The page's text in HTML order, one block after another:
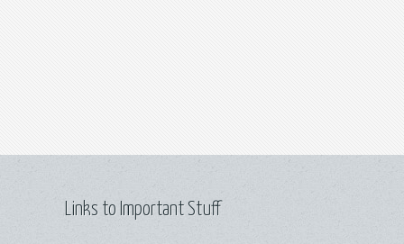
Links to Important Stuff